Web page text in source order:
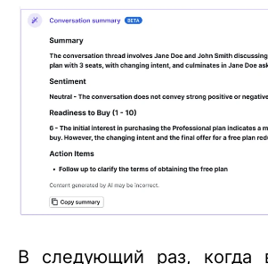
В следующий раз, когда